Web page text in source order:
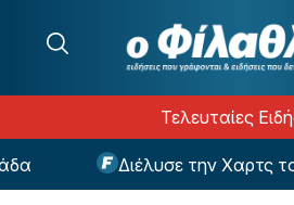
Τελευταίες
Διέλυσε την Χαρτς του Κυζιρίδη